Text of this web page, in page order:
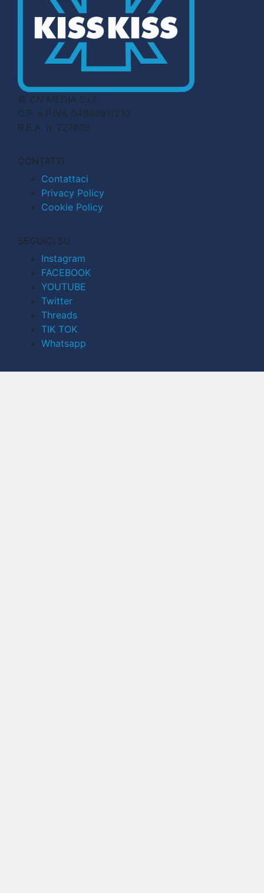
© CN MEDIA S.r.l.
C.F. e P.IVA 04998911210
R.E.A. n. 727803
CONTATTI
Contattaci
Privacy Policy
Cookie Policy
SEGUICI SU
Instagram
FACEBOOK
YOUTUBE
Twitter
Threads
TIK TOK
Whatsapp